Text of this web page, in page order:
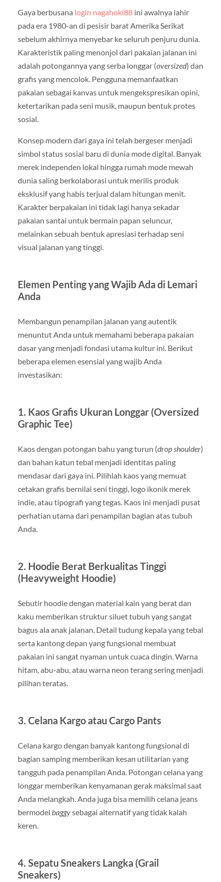
Gaya berbusana login nagahoki88ini awalnya lahir
pada era 1980-an di pesisir barat Amerika Serikat
sebelum akhirnya menyebar ke seluruh penjuru dunia.
Karakteristik paling menonjol dari pakaian jalanan ini
adalah potongannya yang serba longgar (oversized) dan
grafis yang mencolok. Pengguna memanfaatkan
pakaian sebagai kanvas untuk mengekspresikan opini,
ketertarikan pada seni musik, maupun bentuk protes
sosial.
Konsep modern dari gaya ini telah bergeser menjadi
simbol status sosial baru di dunia mode digital. Banyak
merek independen lokal hingga rumah mode mewah
dunia saling berkolaborasi untuk merilis produk
eksklusif yang habis terjual dalam hitungan menit.
Karakter berpakaian ini tidak lagi hanya sekadar
pakaian santai untuk bermain papan seluncur,
melainkan sebuah bentuk apresiasi terhadap seni
visual jalanan yang tinggi.
Elemen Penting yang Wajib Ada di Lemari
Anda
Membangun penampilan jalanan yang autentik
menuntut Anda untuk memahami beberapa pakaian
dasar yang menjadi fondasi utama kultur ini. Berikut
beberapa elemen esensial yang wajib Anda
investasikan:
1. Kaos Grafis Ukuran Longgar (Oversized
Graphic Tee)
Kaos dengan potongan bahu yang turun (drop shoulder)
dan bahan katun tebal menjadi identitas paling
mendasar dari gaya ini. Pilihlah kaos yang memuat
cetakan grafis bernilai seni tinggi, logo ikonik merek
indie, atau tipografi yang tegas. Kaos ini menjadi pusat
perhatian utama dari penampilan bagian atas tubuh
Anda.
2. Hoodie Berat Berkualitas Tinggi
(Heavyweight Hoodie)
Sebutir hoodie dengan material kain yang berat dan
kaku memberikan struktur siluet tubuh yang sangat
bagus ala anak jalanan. Detail tudung kepala yang tebal
serta kantong depan yang fungsional membuat
pakaian ini sangat nyaman untuk cuaca dingin. Warna
hitam, abu-abu, atau warna neon terang sering menjadi
pilihan teratas.
3. Celana Kargo atau Cargo Pants
Celana kargo dengan banyak kantong fungsional di
bagian samping memberikan kesan utilitarian yang
tangguh pada penampilan Anda. Potongan celana yang
longgar memberikan kenyamanan gerak maksimal saat
Anda melangkah. Anda juga bisa memilih celana jeans
bermodel baggysebagai alternatif yang tidak kalah
keren.
4. Sepatu Sneakers Langka (Grail
Sneakers)